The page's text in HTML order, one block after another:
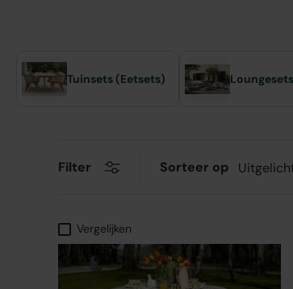
Tuinsets (Eetsets) Loungesets
Filter Sorteer op
Vergelijken